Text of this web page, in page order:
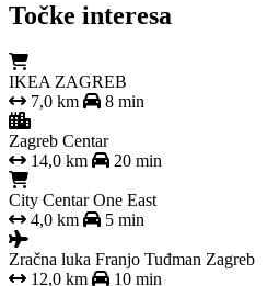
Točke interesa
IKEA ZAGREB
7,0 km
8 min
Zagreb Centar
14,0 km
20 min
City Centar One East
4,0 km
5 min
Zračna luka Franjo Tuđman Zagreb
12,0 km
10 min